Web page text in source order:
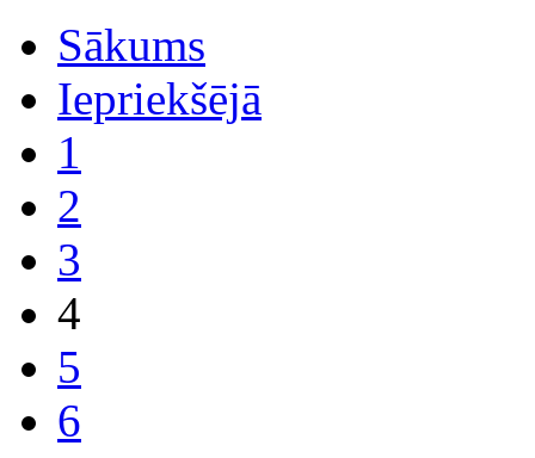
Sākums
Iepriekšējā
1
2
3
4
5
6